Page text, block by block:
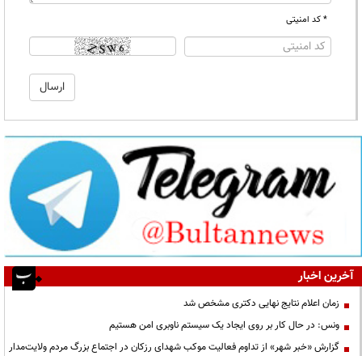
* کد امنیتی
آخرین اخبار
زمان اعلام نتایج نهایی دکتری مشخص شد
ونس: در حال کار بر روی ایجاد یک سیستم ناوبری امن هستیم
گزارش «خبر شهر» از تداوم فعالیت موکب شهدای رزکان در اجتماع بزرگ مردم ولایت‌مدار